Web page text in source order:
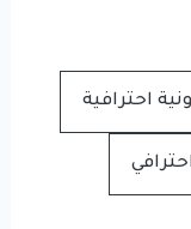
احترافية